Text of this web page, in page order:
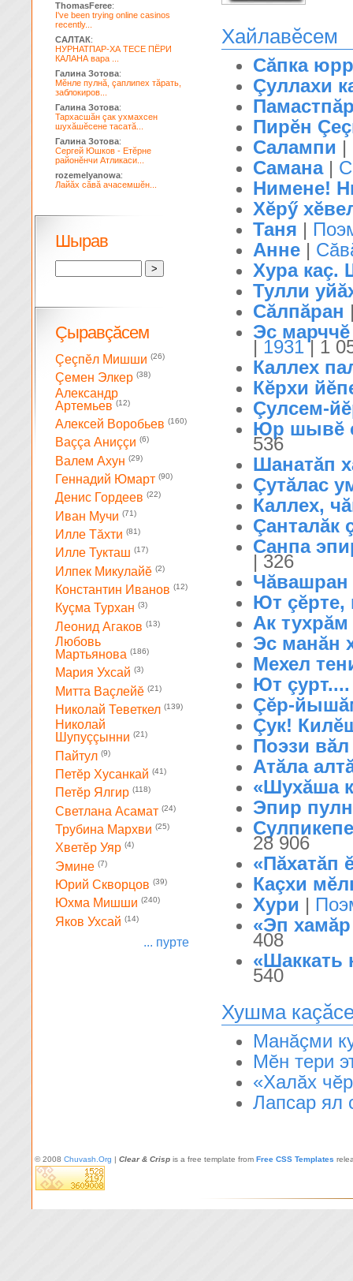
Хайлавĕсем
Сăпка
Çуллахи
Пирĕн
Салампи |
Самана|
Нимене!
Хĕрӳ
Таня |
Анне |
Хура каç.
Тулли
Сăлпăран
Эс
| 1931| 1
Каллех
Кĕрхи
Çулсем-
Юр шывĕ
536
Шанатăп
Çутăлас
Каллех,
Çанталăк
Санпа
| 326
Чăвашран
Ют çĕрте,
Ак тухрăм
Эс манăн
Мехел
Ют çурт....
Çĕр-
Çук!
Поэзи
Атăла
«Шухăша
Эпир
28 906
«Пăхатăп
Каçхи
Хури |
«Эп
408
«Шаккать
540
Хушма
Манăçми
Мĕн тери
«Халăх
Лапсар ял
ThomasFeree:
I've been trying online casinos
recently...
САЛТАК:
НУРНАТПАР-ХА ТЕСЕ ПЁРИ
КАЛАНА вара ...
Галина Зотова:
Мĕнле пулнă, çаплипех тăрать,
заблокиров...
Галина Зотова:
Тархасшăн çак ухмахсен
шухăшĕсене тасатă...
Галина Зотова:
Сергей Юшков - Етĕрне
районĕнчи Атликаси...
rozemelyanowa:
Лайăх сăвă ачасемшĕн...
Шырав
Çыравçăсем
Çеçпĕл Мишши (26)
Çемен Элкер (38)
Александр
Артемьев (12)
Алексей Воробьев (160)
Ваççа Аниççи (6)
Валем Ахун (29)
Геннадий Юмарт (90)
Денис Гордеев (22)
Иван Мучи (71)
Илле Тăхти (81)
Илле Тукташ (17)
Илпек Микулайĕ (2)
Константин Иванов (12)
Куçма Турхан (3)
Леонид Агаков (13)
Любовь
Мартьянова (186)
Мария Ухсай (3)
Митта Ваçлейĕ (21)
Николай Теветкел (139)
Николай
Шупуççынни (21)
Пайтул (9)
Петĕр Хусанкай (41)
Петĕр Ялгир (118)
Светлана Асамат (24)
Трубина Мархви (25)
Хветĕр Уяр (4)
Эмине (7)
Юрий Скворцов (39)
Юхма Мишши (240)
Яков Ухсай (14)
... пурте
© 2008 Chuvash.Org | Clear & Crisp is a free template from Free CSS Templates